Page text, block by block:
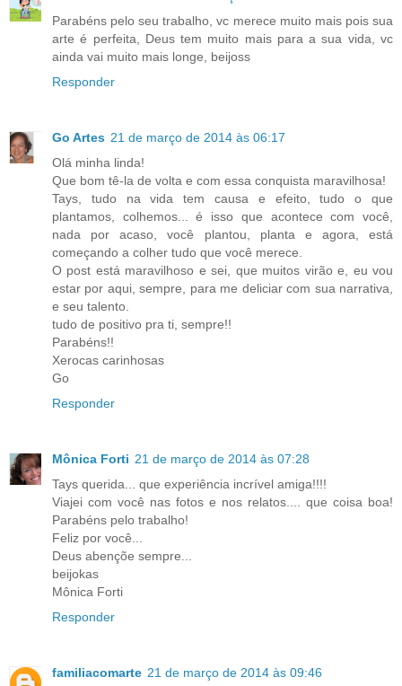
Parabéns pelo seu trabalho, vc merece muito mais pois sua
arte é perfeita, Deus tem muito mais para a sua vida, vc
ainda vai muito mais longe, beijoss
Responder
Go Artes 21 de março de 2014 às 06:17
Olá minha linda!
Que bom tê-la de volta e com essa conquista maravilhosa!
Tays, tudo na vida tem causa e efeito, tudo o que
plantamos, colhemos... é isso que acontece com você,
nada por acaso, você plantou, planta e agora, está
começando a colher tudo que você merece.
O post está maravilhoso e sei, que muitos virão e, eu vou
estar por aqui, sempre, para me deliciar com sua narrativa,
e seu talento.
tudo de positivo pra ti, sempre!!
Parabéns!!
Xerocas carinhosas
Go
Responder
Mônica Forti 21 de março de 2014 às 07:28
Tays querida... que experiência incrível amiga!!!!
Viajei com você nas fotos e nos relatos.... que coisa boa!
Parabéns pelo trabalho!
Feliz por você...
Deus abençõe sempre...
beijokas
Mônica Forti
Responder
familiacomarte 21 de março de 2014 às 09:46